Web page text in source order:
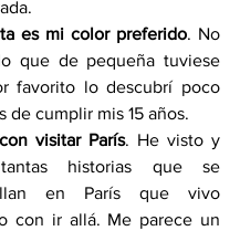
es mi color preferido. No
que de pequeña tuviese
favorito lo descubrí poco
de cumplir mis 15 años.
visitar París. He visto y
historias que se
en París que vivo
con ir allá. Me parece un